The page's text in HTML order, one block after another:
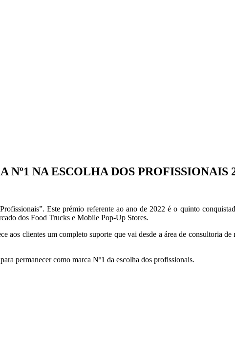
NA ESCOLHA DOS PROFISSIONAIS
Este prémio referente ao ano de 2022 é o quinto
dos Food Trucks e Mobile Pop-Up Stores.
aos clientes um completo suporte que vai desde a área de consultoria
permanecer como marca Nº1 da escolha dos profissionais.